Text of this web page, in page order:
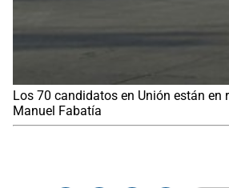
Los 70 candidatos en Unión están en
Manuel Fabatía